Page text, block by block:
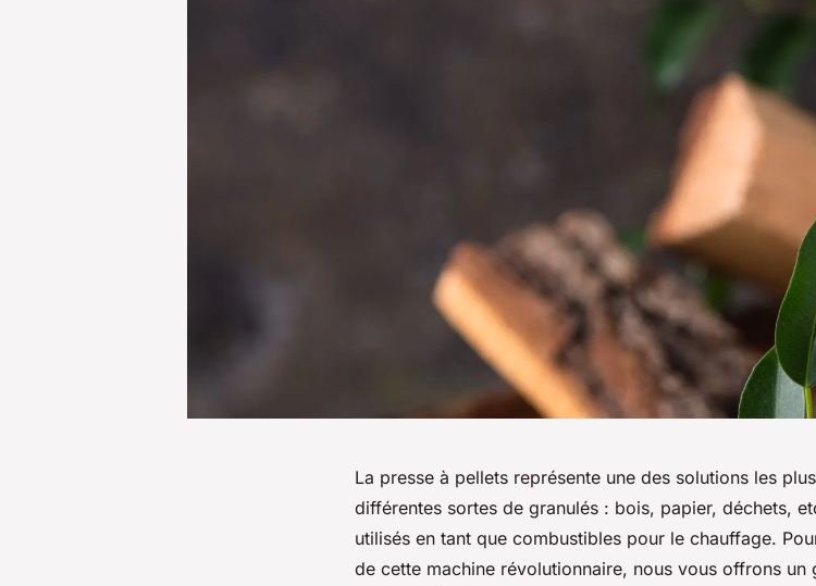
La presse à pellets représente une des solutions les
différentes sortes de granulés : bois, papier, déchets,
utilisés en tant que combustibles pour le chauffage.
de cette machine révolutionnaire, nous vous offrons